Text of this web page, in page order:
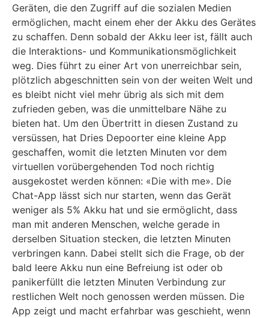
Geräten, die den Zugriff auf die sozialen Medien
ermöglichen, macht einem eher der Akku des Gerätes
zu schaffen. Denn sobald der Akku leer ist, fällt auch
die Interaktions- und Kommunikationsmöglichkeit
weg. Dies führt zu einer Art von unerreichbar sein,
plötzlich abgeschnitten sein von der weiten Welt und
es bleibt nicht viel mehr übrig als sich mit dem
zufrieden geben, was die unmittelbare Nähe zu
bieten hat. Um den Übertritt in diesen Zustand zu
versüssen, hat Dries Depoorter eine kleine App
geschaffen, womit die letzten Minuten vor dem
virtuellen vorübergehenden Tod noch richtig
ausgekostet werden können: «Die with me». Die
Chat-App lässt sich nur starten, wenn das Gerät
weniger als 5% Akku hat und sie ermöglicht, dass
man mit anderen Menschen, welche gerade in
derselben Situation stecken, die letzten Minuten
verbringen kann. Dabei stellt sich die Frage, ob der
bald leere Akku nun eine Befreiung ist oder ob
panikerfüllt die letzten Minuten Verbindung zur
restlichen Welt noch genossen werden müssen. Die
App zeigt und macht erfahrbar was geschieht, wenn